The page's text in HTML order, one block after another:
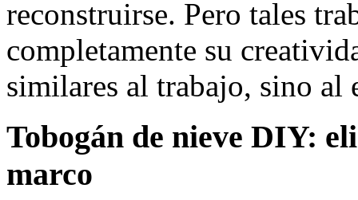
reconstruirse. Pero tales
completamente su
similares al trabajo, sino al
Tobogán de nieve DIY:
marco